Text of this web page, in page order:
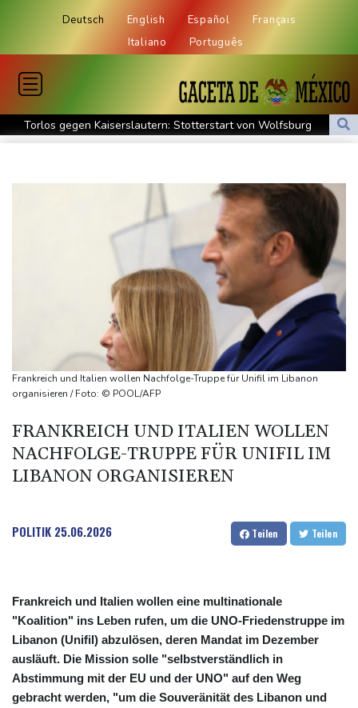
Deutsch English Español
Français
Italiano
Português
Torlos gegen Kaiserslautern: Stotterstart von Wolfsburg
Ätna auf Sizilien ausgebrochen - Flugverkehr in Catania
Doppelpack Freigang: Frankfurt schlägt auch Malmö
Explosion mutmaßlich ukrainischer Drohne in Bulgarien löst
diplomatische Verstimmung aus
Selenskyj warnt vor Folgen russischer Angriffe - Vucic für
Integrität der Ukraine
Sieg auf der längsten Etappe: Vollering übernimmt
Drohne explodiert an der Grenze zwischen Rumänien und
Bulgarien nahe Gaspipeline
Lionel Messi trauert um seinen Vater
Württemberg
Selenskyj warnt in Belgrad vor Folgen russischer Angriffe für
den Winter
Frankreich und Italien wollen Nachfolge-Truppe für Unifil im Libanon
organisieren / Foto: © POOL/AFP
FRANKREICH UND ITALIEN WOLLEN
NACHFOLGE-TRUPPE FÜR UNIFIL IM
LIBANON ORGANISIEREN
POLITIK 25.06.2026 Teilen Teilen
Frankreich und Italien wollen eine multinationale
"Koalition" ins Leben rufen, um die UNO-Friedenstruppe im
Libanon (Unifil) abzulösen, deren Mandat im Dezember
ausläuft. Die Mission solle "selbstverständlich in
Abstimmung mit der EU und der UNO" auf den Weg
gebracht werden, "um die Souveränität des Libanon und